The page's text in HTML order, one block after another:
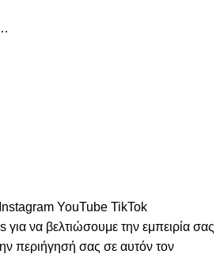
Instagram YouTube TikTok
να βελτιώσουμε την εμπειρία σας
περιήγησή σας σε αυτόν τον